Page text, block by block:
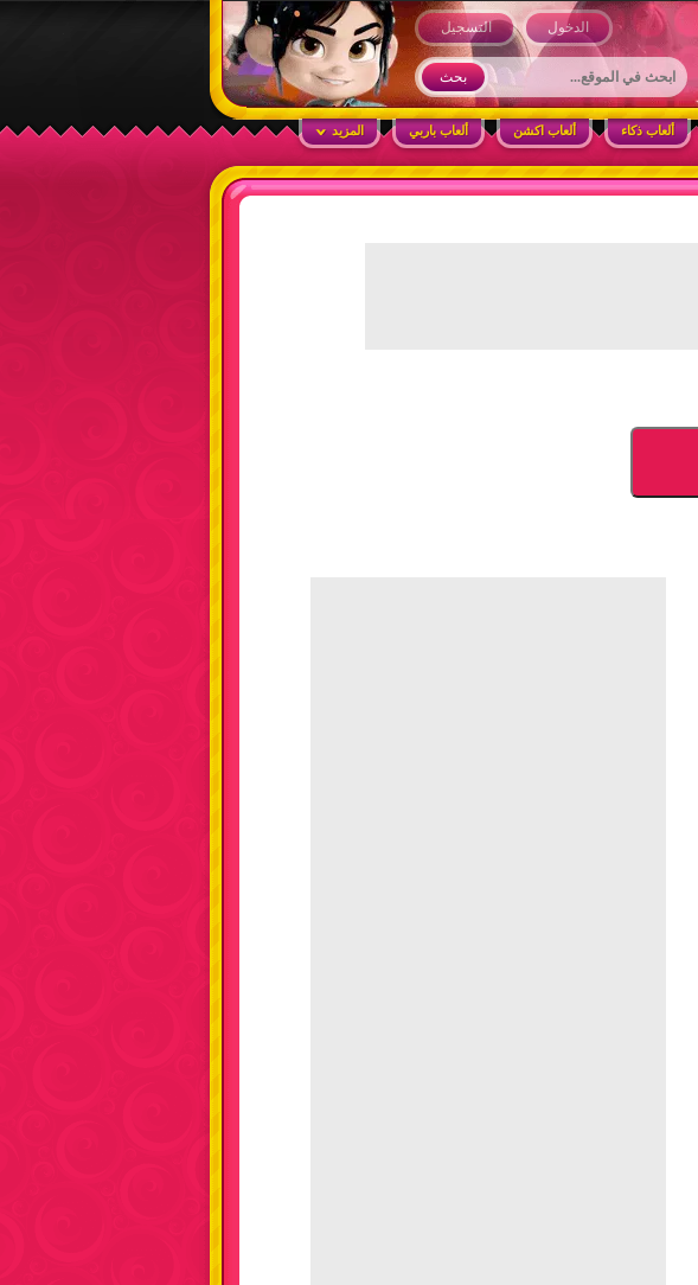
التسجيل
الدخول
ألعاب ذكاء ألعاب اكشن ألعاب باربي المزيد